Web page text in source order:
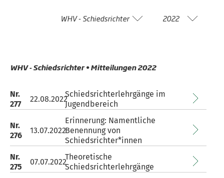
WHV - Schiedsrichter 2022
WHV - Schiedsrichter • Mitteilungen 2022
Nr.
277
22.08.2022
Schiedsrichterlehrgänge im
Jugendbereich
Nr.
276
13.07.2022
Erinnerung: Namentliche
Benennung von
Schiedsrichter*innen
Nr.
275
07.07.2022
Theoretische
Schiedsrichterlehrgänge